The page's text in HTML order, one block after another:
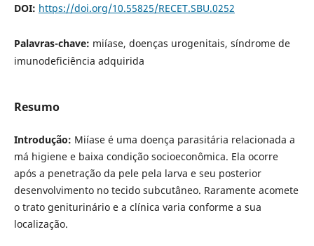
DOI: https://doi.org/10.55825/RECET.SBU.0252
Palavras-chave: miíase, doenças urogenitais, síndrome de
imunodeficiência adquirida
Resumo
Introdução: Miíase é uma doença parasitária relacionada a
má higiene e baixa condição socioeconômica. Ela ocorre
após a penetração da pele pela larva e seu posterior
desenvolvimento no tecido subcutâneo. Raramente acomete
o trato geniturinário e a clínica varia conforme a sua
localização.